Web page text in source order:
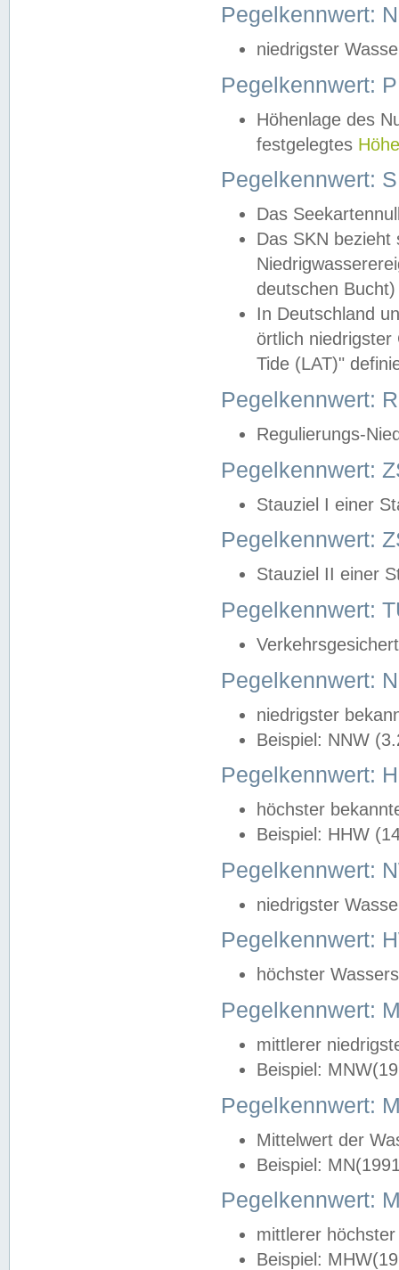
Pegelkennwert:
niedrigster
Pegelkennwert:
Höhenlage des
festgelegtes
Pegelkennwert:
Das
Das SKN
deutschen
In Deutschland
örtlich
Tide (LAT)"
Pegelkennwert:
Regulierungs-
Pegelkennwert:
Stauziel I einer
Pegelkennwert:
Stauziel II einer
Pegelkennwert:
Pegelkennwert:
niedrigster
Beispiel: NNW
Pegelkennwert:
höchster
Beispiel: HHW
Pegelkennwert:
niedrigster
Pegelkennwert:
höchster
Pegelkennwert:
mittlerer
Beispiel:
Pegelkennwert:
Mittelwert der
Beispiel:
Pegelkennwert:
mittlerer
Beispiel: